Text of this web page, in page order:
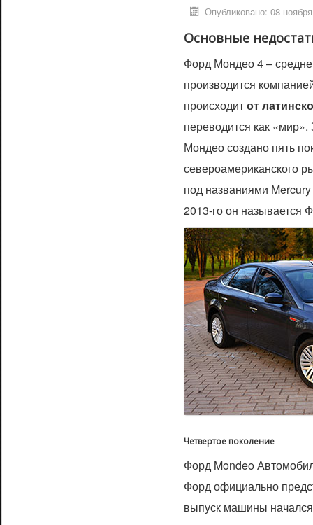
Опубликовано: 08
Основные
Форд Мондео 4 –
производится
происходитот
переводится как
Мондео создано пять
североамериканского
под названиями
2013-го он называется
Четвертое поколение
Форд Mondeo
Форд официально
выпуск машины